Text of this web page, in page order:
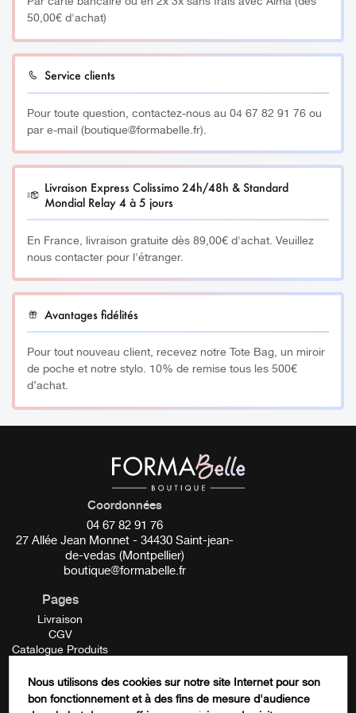
Longueur: 10m, pour environ 20-30
__________
_________
Couleurs disponibles : Noir ou Blanc.
50,00€ d'achat)
Service clients
Pour toute question, contactez-nous au 04 67 82 91 76 ou
par e-mail (boutique@formabelle.fr).
Livraison Express Colissimo 24h/48h & Standard
Mondial Relay 4 à 5 jours
En France, livraison gratuite dès 89,00€ d'achat. Veuillez
nous contacter pour l'étranger.
Avantages fidélités
Pour tout nouveau client, recevez notre Tote Bag, un miroir
de poche et notre stylo. 10% de remise tous les 500€
d’achat.
Coordonnées
04 67 82 91 76
27 Allée Jean Monnet - 34430 Saint-jean-
de-vedas (Montpellier)
boutique@formabelle.fr
Pages
Livraison
CGV
Catalogue Produits
Contactez-nous
FORMATION
Nous utilisons des cookies sur notre site Internet pour son
bon fonctionnement et à des fins de mesure d'audience